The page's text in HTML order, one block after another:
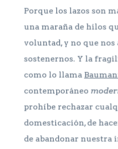
Porque los lazos son
una maraña de hilos
voluntad, y no que nos
sostenernos. Y la
como lo llama
contemporáneo
prohíbe rechazar
domesticación, de
de abandonar nuestra